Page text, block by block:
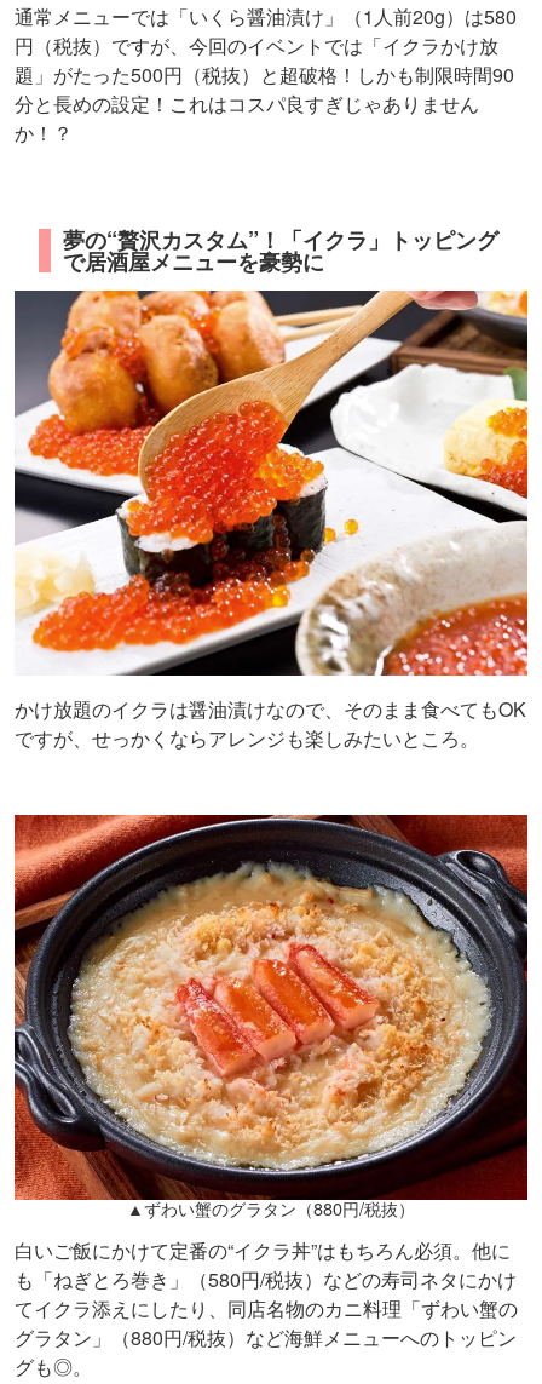
通常メニューでは「いくら醤油漬け」（1人前20g）は580
円（税抜）ですが、今回のイベントでは「イクラかけ放
題」がたった500円（税抜）と超破格！しかも制限時間90
分と長めの設定！これはコスパ良すぎじゃありません
か！？
夢の“贅沢カスタム”！「イクラ」トッピング
で居酒屋メニューを豪勢に
かけ放題のイクラは醤油漬けなので、そのまま食べてもOK
ですが、せっかくならアレンジも楽しみたいところ。
▲ずわい蟹のグラタン（880円/税抜）
白いご飯にかけて定番の“イクラ丼”はもちろん必須。他に
も「ねぎとろ巻き」（580円/税抜）などの寿司ネタにかけ
てイクラ添えにしたり、同店名物のカニ料理「ずわい蟹の
グラタン」（880円/税抜）など海鮮メニューへのトッピン
グも◎。